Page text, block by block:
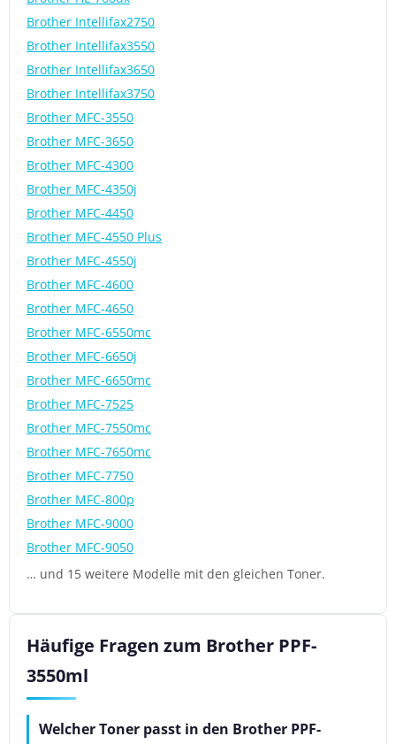
Brother Intellifax2750
Brother Intellifax3550
Brother Intellifax3650
Brother Intellifax3750
Brother MFC-3550
Brother MFC-3650
Brother MFC-4300
Brother MFC-4350j
Brother MFC-4450
Brother MFC-4550 Plus
Brother MFC-4550j
Brother MFC-4600
Brother MFC-4650
Brother MFC-6550mc
Brother MFC-6650j
Brother MFC-6650mc
Brother MFC-7525
Brother MFC-7550mc
Brother MFC-7650mc
Brother MFC-7750
Brother MFC-800p
Brother MFC-9000
Brother MFC-9050
… und 15 weitere Modelle mit den gleichen Toner.
Häufige Fragen zum Brother PPF-
3550ml
Welcher Toner passt in den Brother PPF-